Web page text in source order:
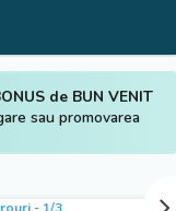
de BUN VENIT
sau promovarea